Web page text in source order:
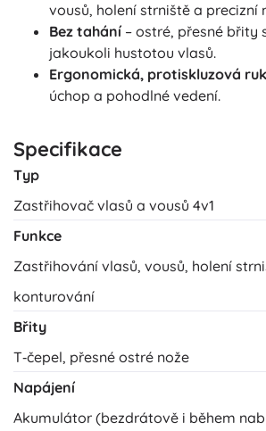
vousů, holení strniště a precizní
Bez tahání – ostré, přesné břity
jakoukoli hustotou vlasů.
Ergonomická, protiskluzová
úchop a pohodlné vedení.
Specifikace
Typ
Zastřihovač vlasů a vousů 4v1
Funkce
Zastřihování vlasů, vousů, holení
konturování
Břity
T‑čepel, přesné ostré nože
Napájení
Akumulátor (bezdrátově i během